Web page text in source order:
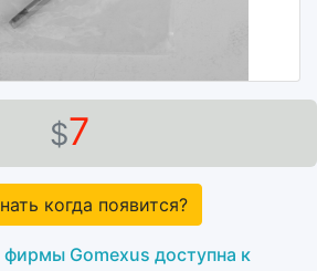
$7
когда появится?
Gomexus доступна к